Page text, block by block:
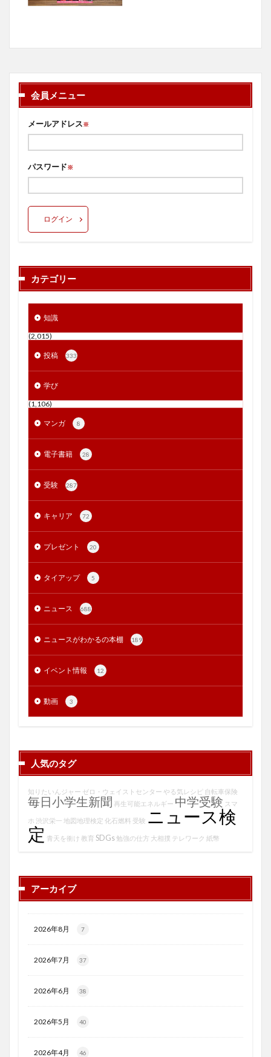
会員メニュー
メールアドレス※
パスワード※
ログイン
カテゴリー
知識
(2,015)
投稿 333
学び
(1,106)
マンガ 8
電子書籍 28
受験 287
キャリア 72
プレゼント 20
タイアップ 5
ニュース 688
ニュースがわかるの本棚 189
イベント情報 12
動画 3
人気のタグ
知りたいんジャー ゼロ・ウェイストセンター やる気レシピ 自転車保険
毎日小学生新聞 再生可能エネルギー 中学受験 スマ
ホ 渋沢栄一 地図地理検定 化石燃料 受験 ニュース検
定 青天を衝け 教育 SDGs 勉強の仕方 大相撲 テレワーク 紙幣
アーカイブ
2026年8月 7
2026年7月 37
2026年6月 38
2026年5月 40
2026年4月 46